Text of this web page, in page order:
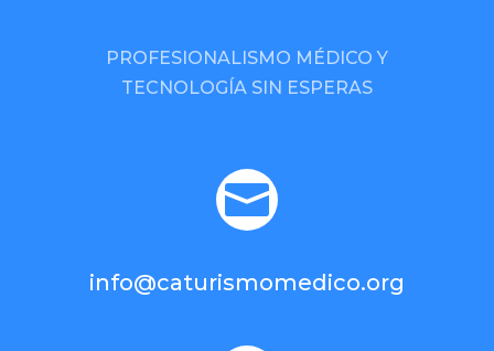
PROFESIONALISMO MÉDICO Y
TECNOLOGÍA SIN ESPERAS

info@caturismomedico.org